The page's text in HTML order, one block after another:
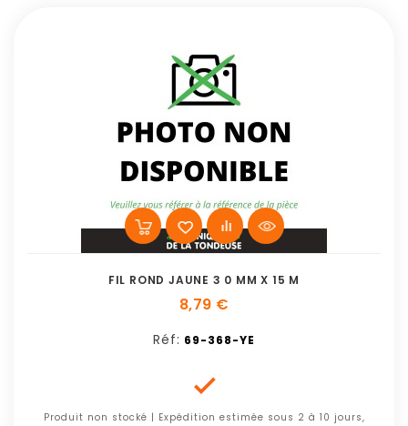
FIL ROND JAUNE 3 0 MM X 15 M
8,79 €
Réf: 69-368-YE

Produit non stocké | Expédition estimée sous 2 à 10 jours,